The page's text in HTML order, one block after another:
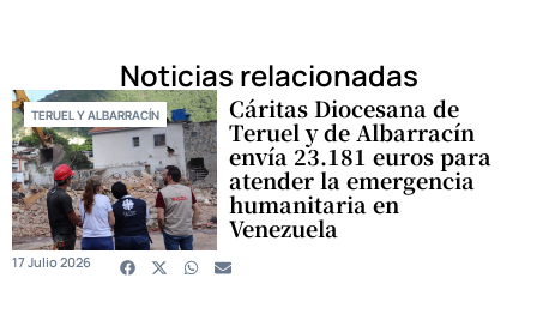
Noticias relacionadas
TERUEL Y ALBARRACÍN Cáritas Diocesana de
Teruel y de Albarracín
envía 23.181 euros para
atender la emergencia
humanitaria en
Venezuela
17 Julio 2026